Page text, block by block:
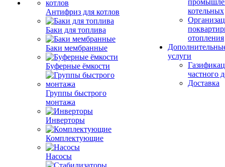
Антифриз для котлов
Баки для топлива
Баки мембранные
Буферные ёмкости
Группы быстрого
монтажа
Инверторы
Комплектующие
Насосы
котельных
отопления
услуги
частного
Доставка